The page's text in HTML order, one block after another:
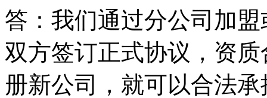
答：我们通过分公司加
双方签订正式协议，资
册新公司，就可以合法